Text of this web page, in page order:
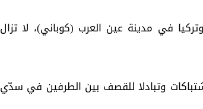
في مدينة عين العرب (كوباني)، لا تزال
48 ساعة الفائتة اشتباكات وتبادلا للقصف بين الطرفين في سدّي